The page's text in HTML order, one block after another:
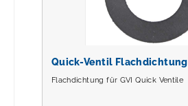
Quick-Ventil Flachdichtung
Flachdichtung für GVI Quick Ventile